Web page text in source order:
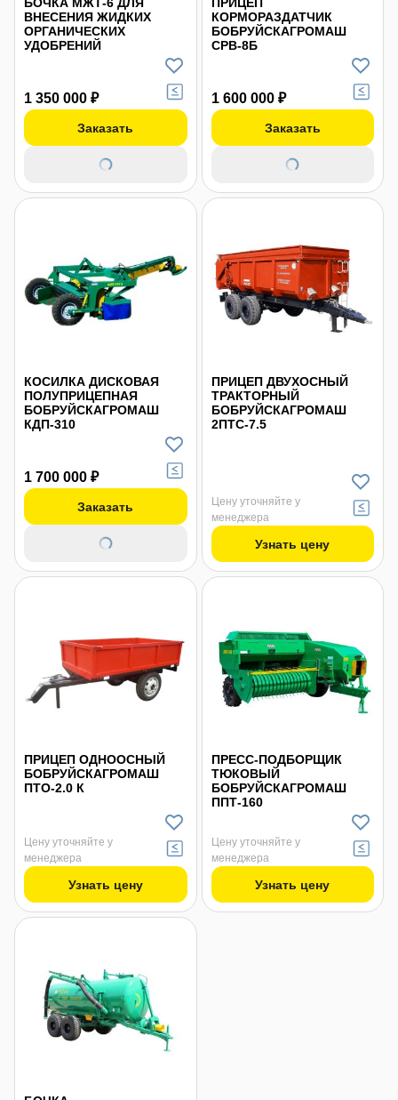
ВНЕСЕНИЯ ЖИДКИХ
ОРГАНИЧЕСКИХ
УДОБРЕНИЙ
1 350 000 ₽
Заказать
КОРМОРАЗДАТЧИК
БОБРУЙСКАГРОМАШ
СРВ-8Б
1 600 000 ₽
Заказать
КОСИЛКА ДИСКОВАЯ
ПОЛУПРИЦЕПНАЯ
БОБРУЙСКАГРОМАШ
КДП-310
1 700 000 ₽
Заказать
ПРИЦЕП ДВУХОСНЫЙ
ТРАКТОРНЫЙ
БОБРУЙСКАГРОМАШ
2ПТС-7.5
Цену уточняйте у
менеджера
Узнать цену
ПРИЦЕП ОДНООСНЫЙ
БОБРУЙСКАГРОМАШ
ПТО-2.0 К
Цену уточняйте у
менеджера
Узнать цену
ПРЕСС-ПОДБОРЩИК
ТЮКОВЫЙ
БОБРУЙСКАГРОМАШ
ППТ-160
Цену уточняйте у
менеджера
Узнать цену